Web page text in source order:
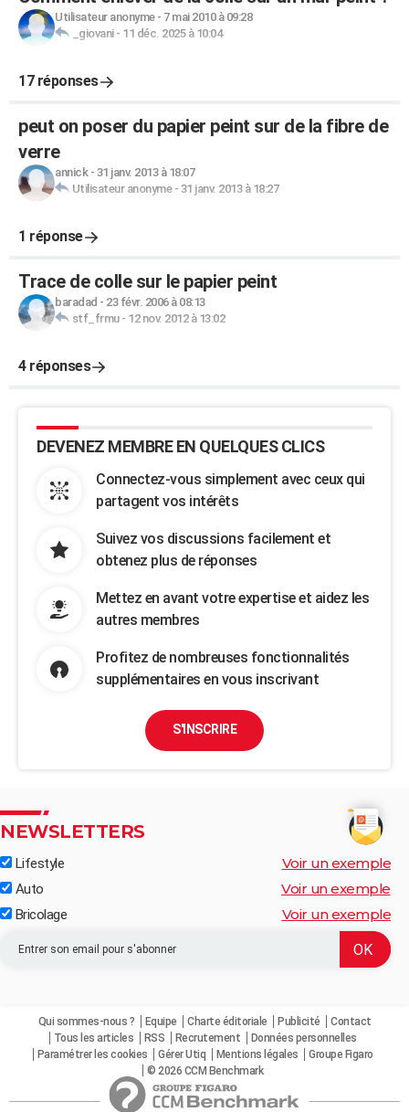
Utilisateur anonyme- 7 mai 2010 à 09:28
_giovani- 11 déc. 2025 à 10:04
17 réponses
peut on poser du papier peint sur de la fibre de
verre
annick- 31 janv. 2013 à 18:07
Utilisateur anonyme- 31 janv. 2013 à 18:27
1 réponse
Trace de colle sur le papier peint
baradad - 23 févr. 2006 à 08:13
stf_frmu- 12 nov. 2012 à 13:02
4 réponses
DEVENEZ MEMBRE EN QUELQUES CLICS
Connectez-vous simplement avec ceux qui
partagent vos intérêts
Suivez vos discussions facilement et
obtenez plus de réponses
Mettez en avant votre expertise et aidez les
autres membres
Profitez de nombreuses fonctionnalités
supplémentaires en vous inscrivant
S'INSCRIRE
NEWSLETTERS
Lifestyle Voir un exemple
Auto Voir un exemple
Bricolage Voir un exemple
Qui sommes-nous ? Equipe Charte éditoriale Publicité
Contact
Tous les articles
RSS Recrutement
Données personnelles
Paramétrer les cookies
Gérer Utiq Mentions légales
Groupe Figaro
© 2026 CCM Benchmark